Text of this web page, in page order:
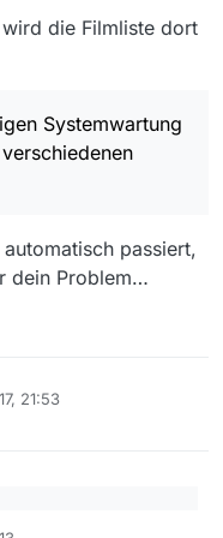
die Filmliste dort
Systemwartung
passiert,
dein Problem…
21:53